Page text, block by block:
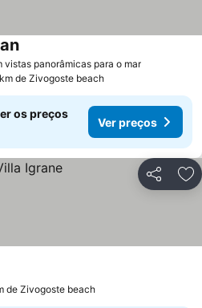
vistas panorâmicas para o mar
de Zivogoste beach
os preços
Ver preços
Partilhar
de Zivogoste beach